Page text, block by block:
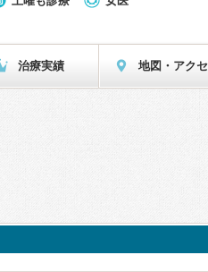
治療実績 地図・アク